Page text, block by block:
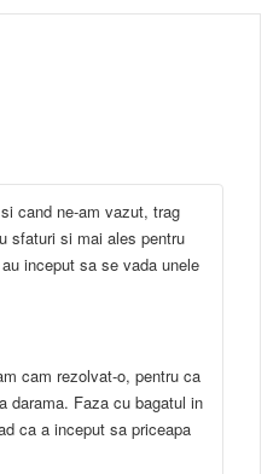
cand ne-am vazut, trag
sfaturi si mai ales pentru
inceput sa se vada unele
cam rezolvat-o, pentru ca
darama. Faza cu bagatul in
ca a inceput sa priceapa